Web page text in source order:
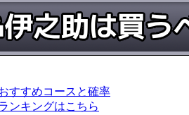
すすめコースと確率
ンキングはこちら